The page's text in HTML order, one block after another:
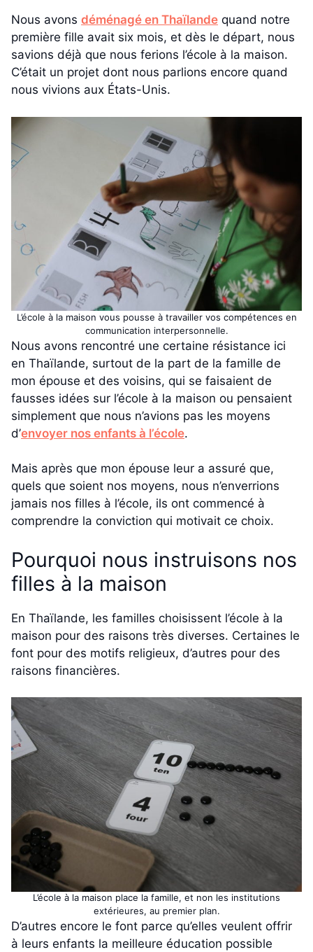
Nous avons déménagé en Thaïlande quand notre
première fille avait six mois, et dès le départ, nous
savions déjà que nous ferions l’école à la maison.
C’était un projet dont nous parlions encore quand
nous vivions aux États-Unis.
L’école à la maison vous pousse à travailler vos compétences en
communication interpersonnelle.
Nous avons rencontré une certaine résistance ici
en Thaïlande, surtout de la part de la famille de
mon épouse et des voisins, qui se faisaient de
fausses idées sur l’école à la maison ou pensaient
simplement que nous n’avions pas les moyens
d’envoyer nos enfants à l’école.
Mais après que mon épouse leur a assuré que,
quels que soient nos moyens, nous n’enverrions
jamais nos filles à l’école, ils ont commencé à
comprendre la conviction qui motivait ce choix.
Pourquoi nous instruisons nos
filles à la maison
En Thaïlande, les familles choisissent l’école à la
maison pour des raisons très diverses. Certaines le
font pour des motifs religieux, d’autres pour des
raisons financières.
L’école à la maison place la famille, et non les institutions
extérieures, au premier plan.
D’autres encore le font parce qu’elles veulent offrir
à leurs enfants la meilleure éducation possible